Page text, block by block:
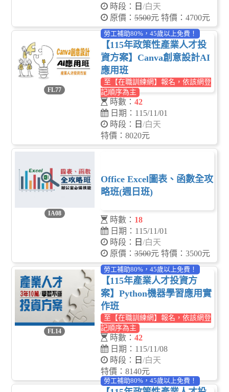
時段：
日 /白天
原價：5500元 特價：4700元
FL77
勞工補助80%，45歲以上免費！
【115年政策性產業人才投
資方案】Canva創意設計AI
應用班
至【在職訓練網】報名，依該網登
記順序為主
時數： 42
日期：115/11/01
時段：
日 /白天
特價：8020元
IA08
Office Excel圖表、函數全攻
略班(週日班)
時數： 18
日期：115/11/01
時段：
日 /白天
原價：3500元 特價：3500元
FL14
勞工補助80%，45歲以上免費！
【115年產業人才投資方
案】Python機器學習應用實
作班
至【在職訓練網】報名，依該網登
記順序為主
時數： 42
日期：115/11/08
時段：
日 /白天
特價：8140元
勞工補助80%，45歲以上免費！